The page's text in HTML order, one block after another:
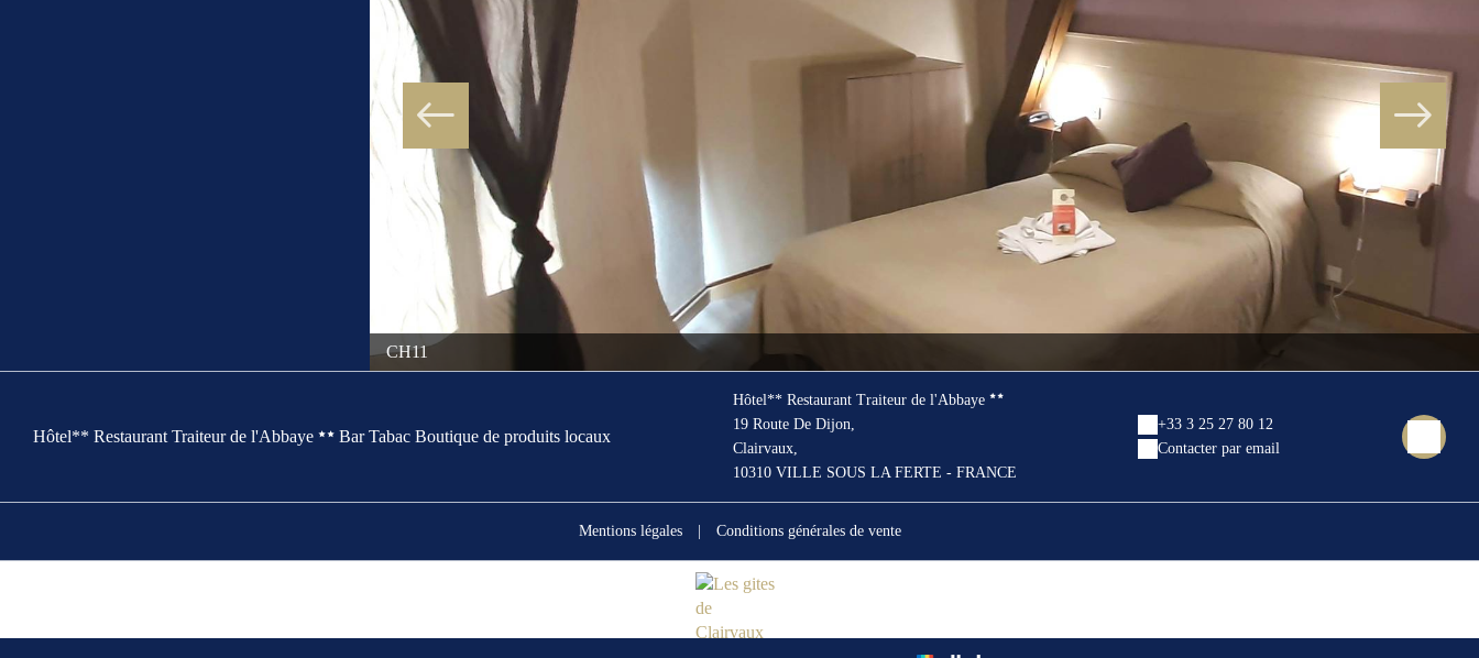
CH11
Hôtel** Restaurant Traiteur de l'Abbaye Bar Tabac Boutique de produits locaux
Hôtel** Restaurant Traiteur de l'Abbaye
19 Route De Dijon,
Clairvaux,
10310 VILLE SOUS LA FERTE - FRANCE
+33 3 25 27 80 12
Contacter par email
Mentions légales Conditions générales de vente